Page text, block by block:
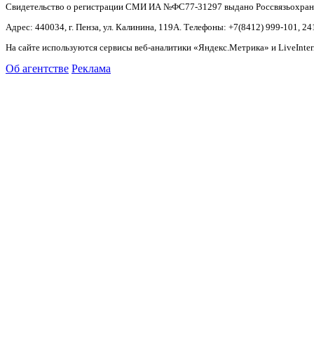
Свидетельство о регистрации СМИ ИА №ФС77-31297 выдано
Адрес: 440034, г. Пенза, ул. Калинина, 119А. Телефоны: +7(8412) 999-101,
На сайте используются сервисы веб-аналитики «Яндекс.Метрика» и
Об агентстве Реклама